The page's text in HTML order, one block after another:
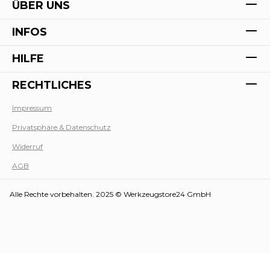
ÜBER UNS
INFOS
HILFE
RECHTLICHES
Impressum
Privatsphäre & Datenschutz
Widerruf
AGB
Alle Rechte vorbehalten. 2025 © Werkzeugstore24 GmbH